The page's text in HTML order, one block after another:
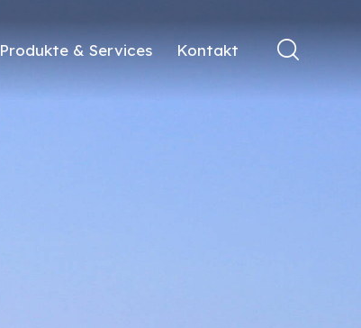
Produkte & Services Kontakt